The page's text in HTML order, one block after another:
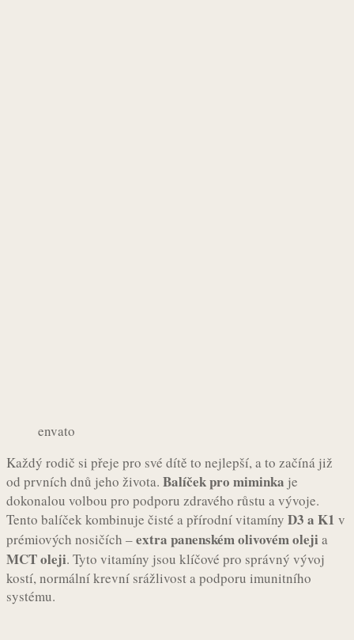
envato
Každý rodič si přeje pro své dítě to nejlepší, a to začíná již
od prvních dnů jeho života. Balíček pro miminka je
dokonalou volbou pro podporu zdravého růstu a vývoje.
Tento balíček kombinuje čisté a přírodní vitamíny D3 a K1 v
prémiových nosičích –extra panenském olivovém oleji a
MCT oleji. Tyto vitamíny jsou klíčové pro správný vývoj
kostí, normální krevní srážlivost a podporu imunitního
systému.